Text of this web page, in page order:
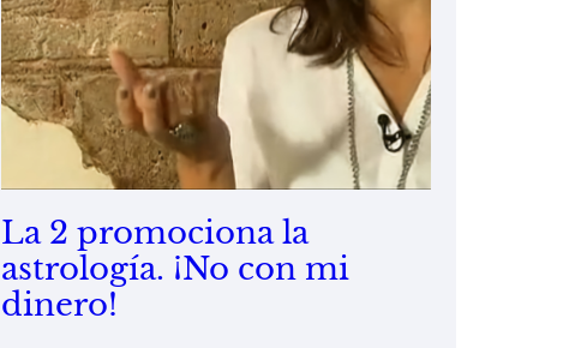
La 2 promociona la
astrología. ¡No con mi
dinero!